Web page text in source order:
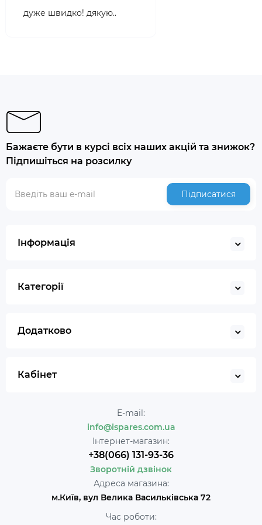
дуже швидко! дякую..
Бажаєте бути в курсі всіх наших акцій та знижок?
Підпишіться на розсилку
Підписатися
Інформація
Категорії
Додатково
Кабінет
E-mail:
info@ispares.com.ua
Інтернет-магазин:
+38(066) 131-93-36
Зворотній дзвінок
Адреса магазина:
м.Київ, вул Велика Васильківська 72
Час роботи: